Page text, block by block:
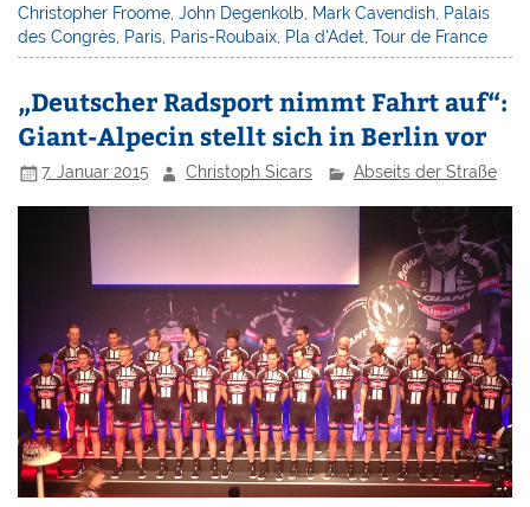
Christopher Froome ,John Degenkolb Mark Cavendish Palais
des Congrès Paris Paris-Roubaix Pla d'Adet ,Tour de France
„Deutscher Radsport nimmt Fahrt auf“:
Giant-Alpecin stellt sich in Berlin vor
7. Januar 2015 Christoph Sicars Abseits der Straße